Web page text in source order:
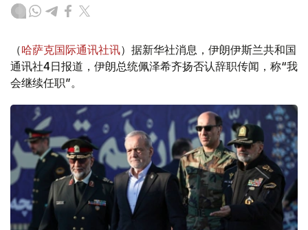
（哈萨克国际通讯社讯）据新华社消息，伊朗伊斯兰共和国
通讯社4日报道，伊朗总统佩泽希齐扬否认辞职传闻，称“我
会继续任职”。